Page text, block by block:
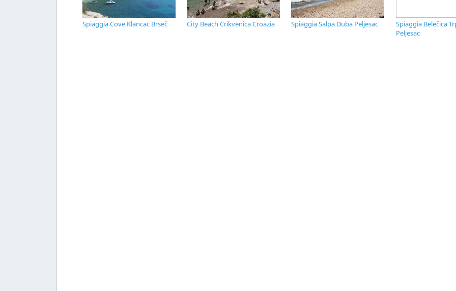
Spiaggia Cove Klancac Brseč City Beach Crikvenica Croazia Spiaggia Salpa Duba Peljesac
Spiaggia Belečica
Peljesac